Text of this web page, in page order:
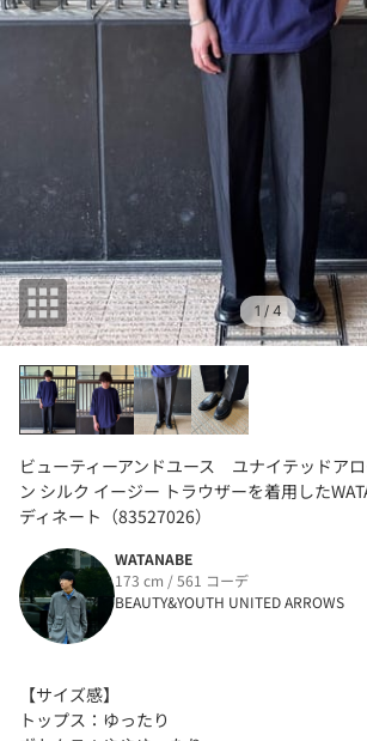
1 / 4
ビューティーアンドユース ユナイテッドア
ン シルク イージー トラウザーを着用した
ディネート（83527026）
WATANABE
173 cm / 561 コーデ
BEAUTY&YOUTH UNITED ARROWS
【サイズ感】
トップス：ゆったり